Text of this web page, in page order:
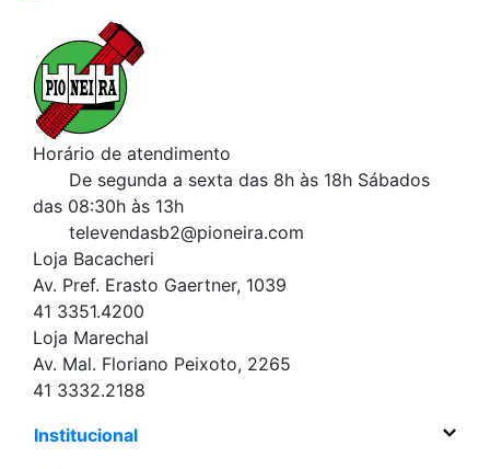
Horário de atendimento
De segunda a sexta das 8h às 18h Sábados
das 08:30h às 13h
televendasb2@pioneira.com
Loja Bacacheri
Av. Pref. Erasto Gaertner, 1039
41 3351.4200
Loja Marechal
Av. Mal. Floriano Peixoto, 2265
41 3332.2188
Institucional